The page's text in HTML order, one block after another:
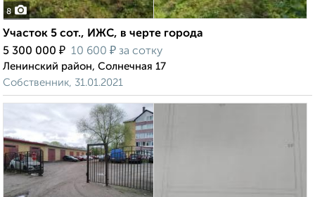
8
Участок 5 сот., ИЖС, в черте города
5 300 000 ₽ 10 600 ₽ за сотку
Ленинский район, Солнечная 17
Собственник, 31.01.2021